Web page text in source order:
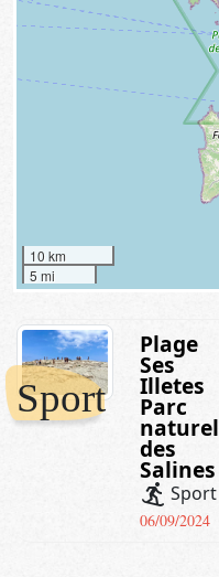
10 km
5 mi
Sport
Plage
Ses
Illetes
Parc
naturel
des
Salines
snowboarding Sport
06/09/2024